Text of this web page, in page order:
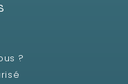
?